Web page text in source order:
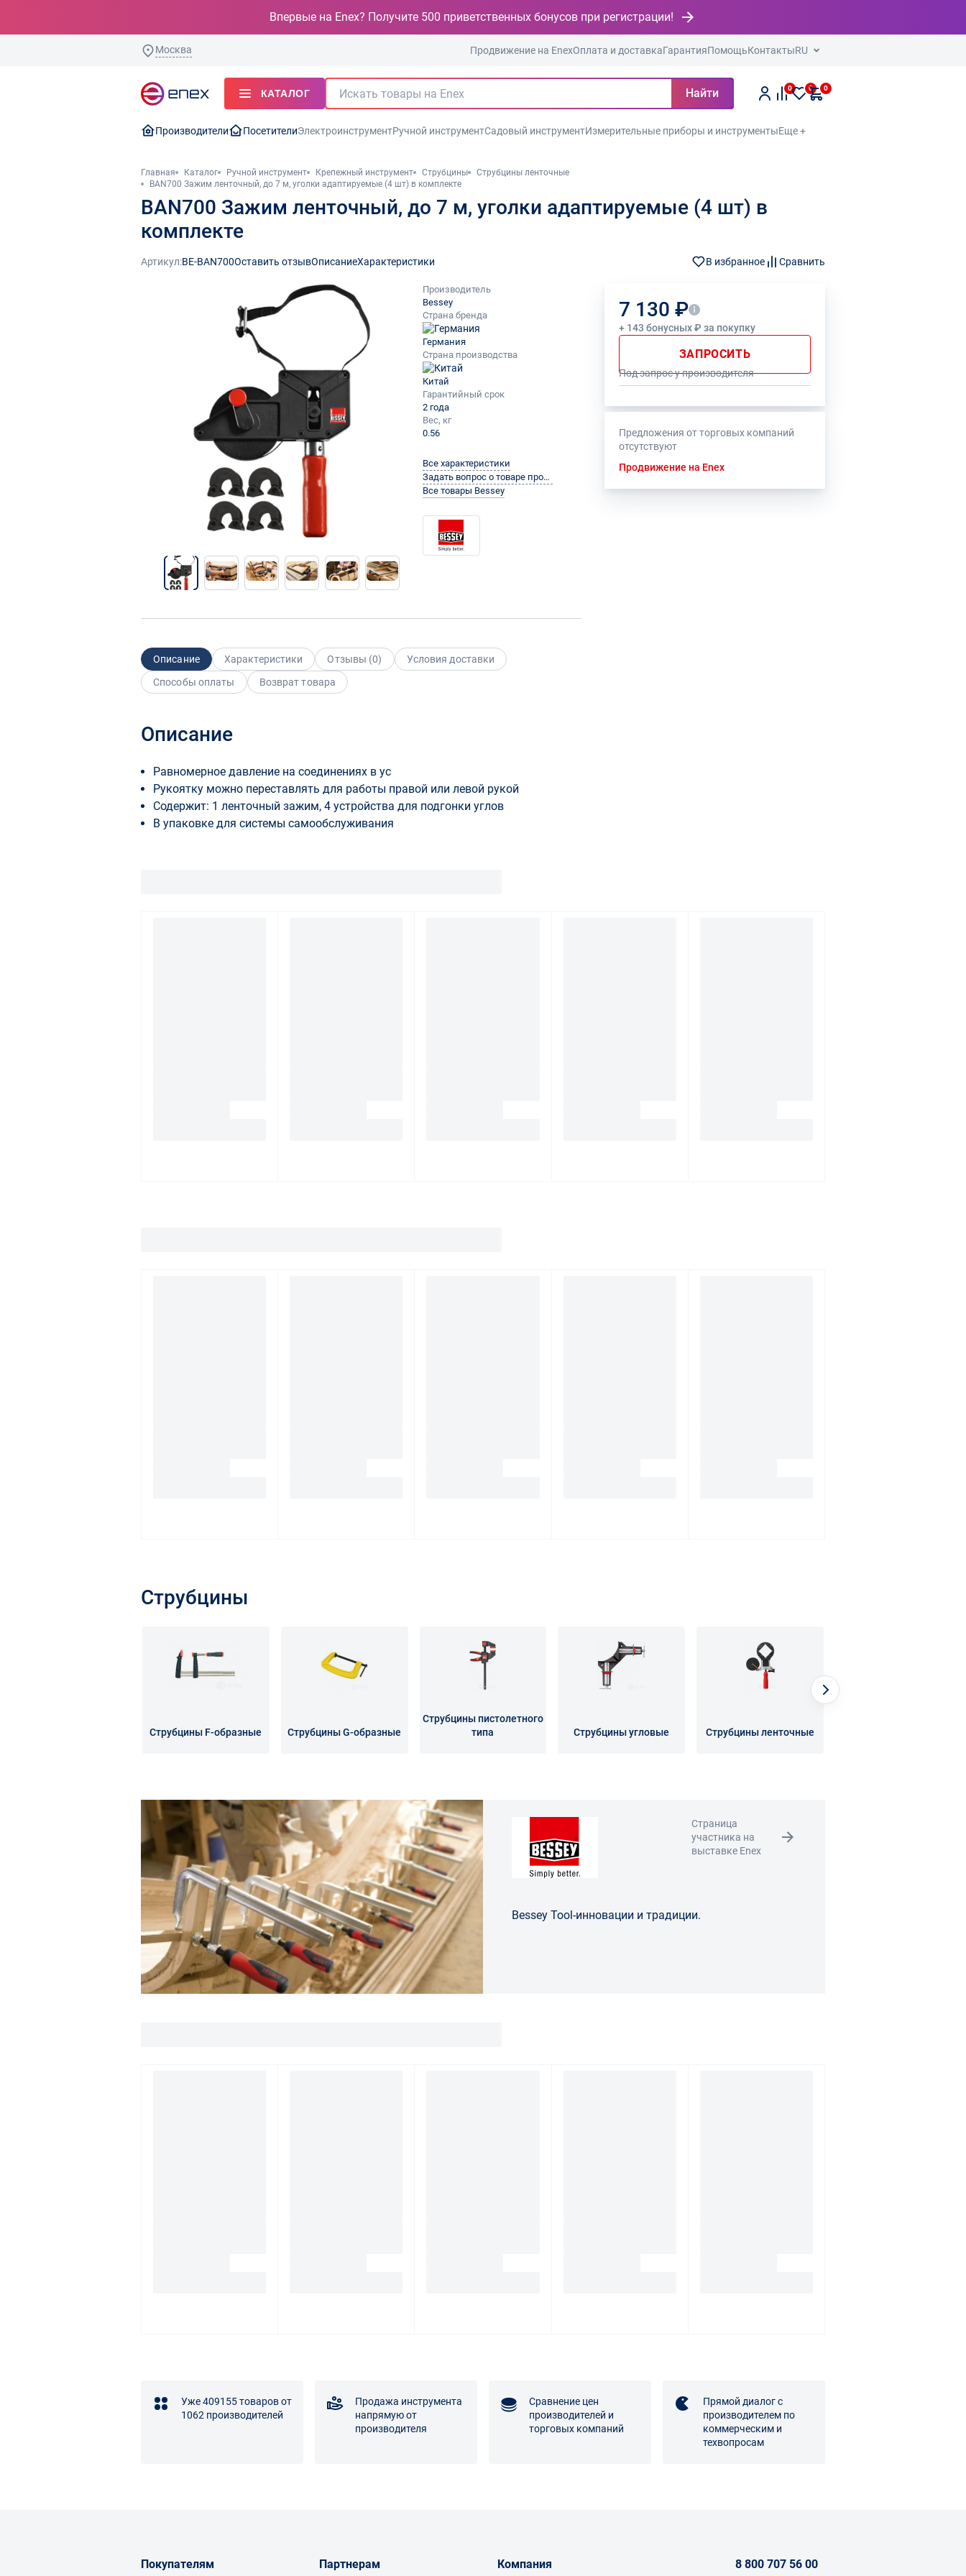
Впервые на Enex? Получите 500 приветственных бонусов при регистрации!
Москва Продвижение на EnexОплата и доставкаГарантияПомощьКонтактыRU
КАТАЛОГ Найти 0 0 0
Производители ПосетителиЭлектроинструментРучной инструментСадовый инструментИзмерительные приборы и инструментыЕще +
Главная Каталог Ручной инструмент Крепежный инструмент Струбцины
Струбцины ленточные
BAN700 Зажим ленточный, до 7 м, уголки адаптируемые (4 шт) в комплекте
BAN700 Зажим ленточный, до 7 м, уголки адаптируемые (4 шт) в
комплекте
Артикул:BE-BAN700Оставить отзывОписаниеХарактеристики В избранное Сравнить
Производитель
Bessey
Страна бренда
Германия
Страна производства
Китай
Гарантийный срок
2 года
Вес, кг
0.56
Все характеристики
Задать вопрос о товаре производителю
Все товары Bessey
7 130 ₽
+ 143 бонусных ₽ за покупку
ЗАПРОСИТЬ
Под запрос у производителя
Предложения от торговых компаний
отсутствуют
Продвижение на Enex
Описание Характеристики Отзывы (0)
Условия доставки
Способы оплаты
Возврат товара
Описание
Равномерное давление на соединениях в ус
Рукоятку можно переставлять для работы правой или левой рукой
Содержит: 1 ленточный зажим, 4 устройства для подгонки углов
B упаковке для системы самообслуживания
Струбцины
Струбцины F-образные Струбцины G-образные
Струбцины пистолетного
типа
Струбцины угловые Струбцины ленточные
Страница
участника на
выставке Enex
Bessey Tool-инновации и традиции.
Уже 409155 товаров от
1062 производителей
Продажа инструмента
напрямую от
производителя
Сравнение цен
производителей и
торговых компаний
Прямой диалог с
производителем по
коммерческим и
техвопросам
Покупателям Партнерам Компания 8 800 707 56 00